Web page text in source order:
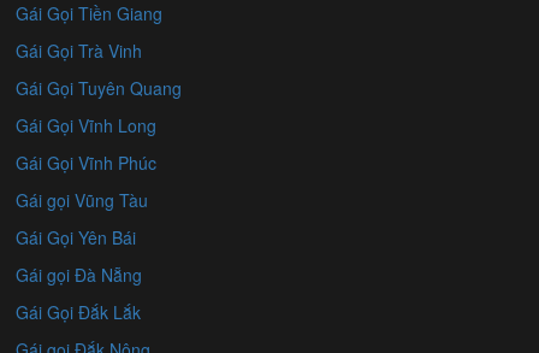
Gái Gọi Tiền Giang
Gái Gọi Trà Vinh
Gái Gọi Tuyên Quang
Gái Gọi Vĩnh Long
Gái Gọi Vĩnh Phúc
Gái gọi Vũng Tàu
Gái Gọi Yên Bái
Gái gọi Đà Nẵng
Gái Gọi Đắk Lắk